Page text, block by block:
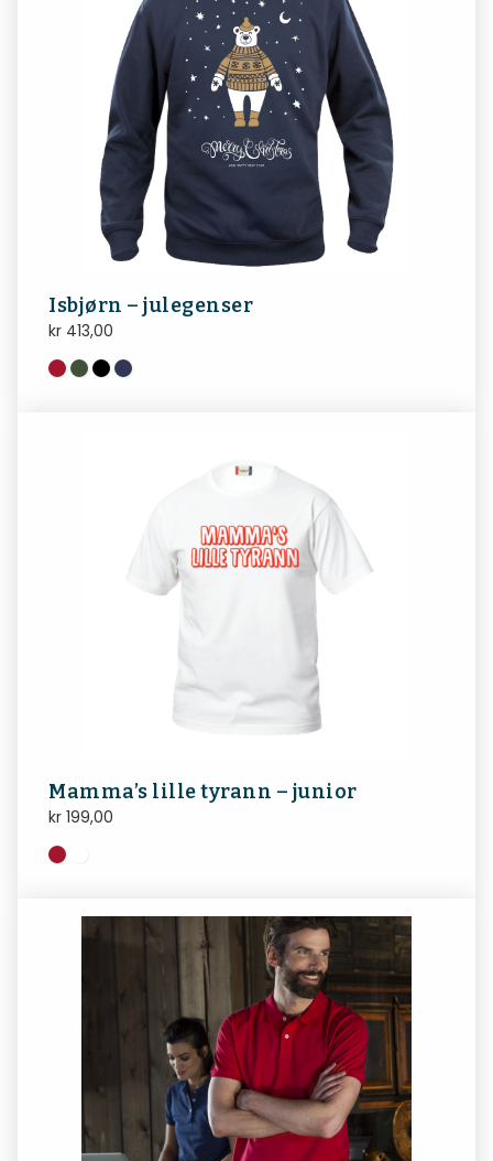
Isbjørn – julegenser
kr 413,00
Mamma’s lille tyrann – junior
kr 199,00